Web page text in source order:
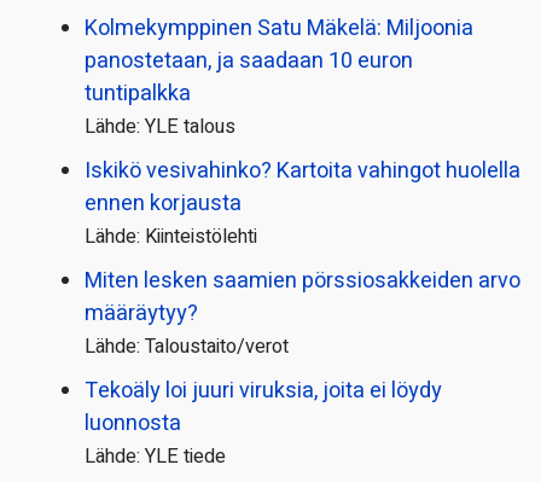
Kolmekymppinen Satu Mäkelä: Miljoonia
panostetaan, ja saadaan 10 euron
tuntipalkka
Lähde: YLE talous
Iskikö vesivahinko? Kartoita vahingot huolella
ennen korjausta
Lähde: Kiinteistölehti
Miten lesken saamien pörssi­osakkeiden arvo
määräytyy?
Lähde: Taloustaito/verot
Tekoäly loi juuri viruksia, joita ei löydy
luonnosta
Lähde: YLE tiede